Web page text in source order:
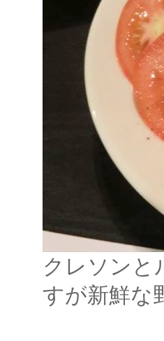
クレソンと
すが新鮮な